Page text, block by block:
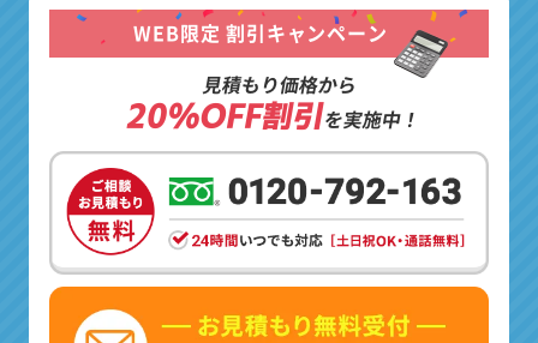
WEB限定 割引キャンペーン
見積もり価格から
20%OFF割引を実施中！